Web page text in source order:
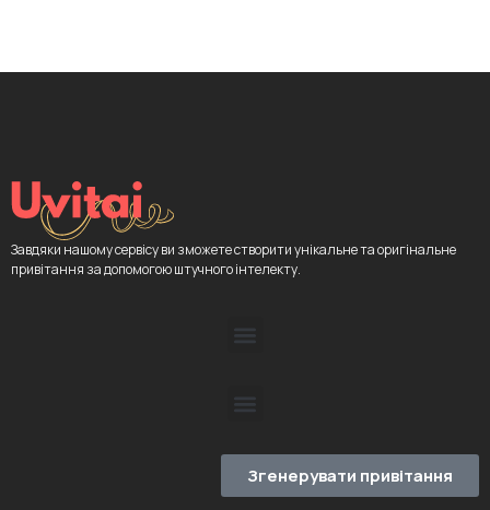
Завдяки нашому сервісу ви зможете створити унікальне та оригінальне
привітання за допомогою штучного інтелекту.
Згенерувати привітання